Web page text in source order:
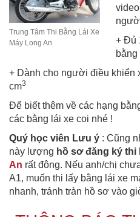
Trung Tâm Thi Bằng Lái Xe
Máy Long An
+ Đủ
+ Dành cho người điều khiển
cm3
Để biết thêm về các hạng
các bằng lái xe coi nhé !
Quý học viên Lưu ý : Cũng
này lượng hồ sơ đăng ký thi
An rất đông. Nếu anh/chị
A1, muốn thi lấy bằng lái xe
nhanh, tránh tràn hồ sơ vào